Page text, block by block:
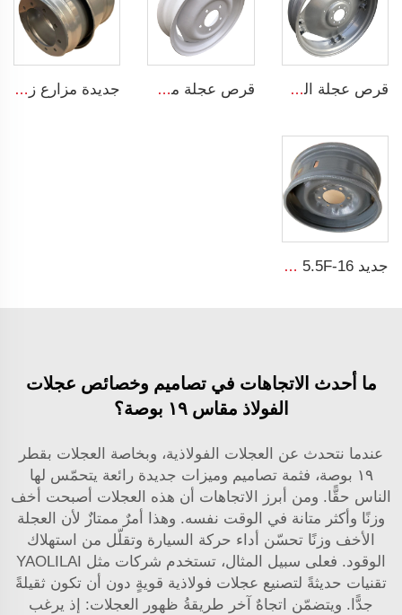
قرص عجلة الجرار W10x38 أقراص عجلات فولاذية زراعية لإطارات الجرارات 11.2-38 قرص عجلة مخصص أقراص عجلات فولاذية بحجم 16 بوصة 4.5Ex16 قرص زراعي لإطارات 5.50-16 جديدة مزارع زراعية وأطراف فولاذية 14x22.5 للإطارات 445/65R22.5
جديد 5.5F-16 طرف عجلة فولاذية زراعية لجرار من مصنع الأطراف 5.5-16 أطراف فولاذية للإطارات 750-16
ما أحدث الاتجاهات في تصاميم وخصائص عجلات
الفولاذ مقاس ١٩ بوصة؟
عندما نتحدث عن العجلات الفولاذية، وبخاصة العجلات بقطر
١٩ بوصة، فثمة تصاميم وميزات جديدة رائعة يتحمّس لها
الناس حقًّا. ومن أبرز الاتجاهات أن هذه العجلات أصبحت أخف
وزنًا وأكثر متانة في الوقت نفسه. وهذا أمرٌ ممتازٌ لأن العجلة
الأخف وزنًا تحسّن أداء حركة السيارة وتقلّل من استهلاك
الوقود. فعلى سبيل المثال، تستخدم شركات مثل YAOLILAI
تقنيات حديثةً لتصنيع عجلات فولاذية قويةٍ دون أن تكون ثقيلةً
جدًّا. ويتضمّن اتجاهٌ آخر طريقةُ ظهور العجلات: إذ يرغب